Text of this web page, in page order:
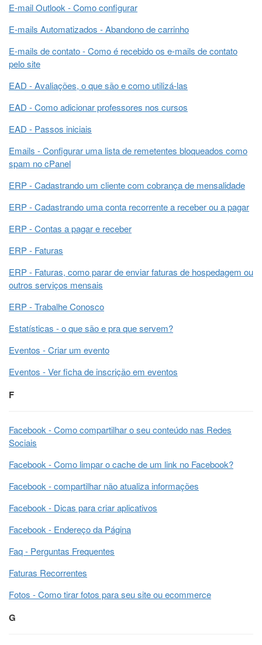
E-mail Outlook - Como configurar
E-mails Automatizados - Abandono de carrinho
E-mails de contato - Como é recebido os e-mails de contato
pelo site
EAD - Avaliações, o que são e como utilizá-las
EAD - Como adicionar professores nos cursos
EAD - Passos iniciais
Emails - Configurar uma lista de remetentes bloqueados como
spam no cPanel
ERP - Cadastrando um cliente com cobrança de mensalidade
ERP - Cadastrando uma conta recorrente a receber ou a pagar
ERP - Contas a pagar e receber
ERP - Faturas
ERP - Faturas, como parar de enviar faturas de hospedagem ou
outros serviços mensais
ERP - Trabalhe Conosco
Estatísticas - o que são e pra que servem?
Eventos - Criar um evento
Eventos - Ver ficha de inscrição em eventos
F
Facebook - Como compartilhar o seu conteúdo nas Redes
Sociais
Facebook - Como limpar o cache de um link no Facebook?
Facebook - compartilhar não atualiza informações
Facebook - Dicas para criar aplicativos
Facebook - Endereço da Página
Faq - Perguntas Frequentes
Faturas Recorrentes
Fotos - Como tirar fotos para seu site ou ecommerce
G